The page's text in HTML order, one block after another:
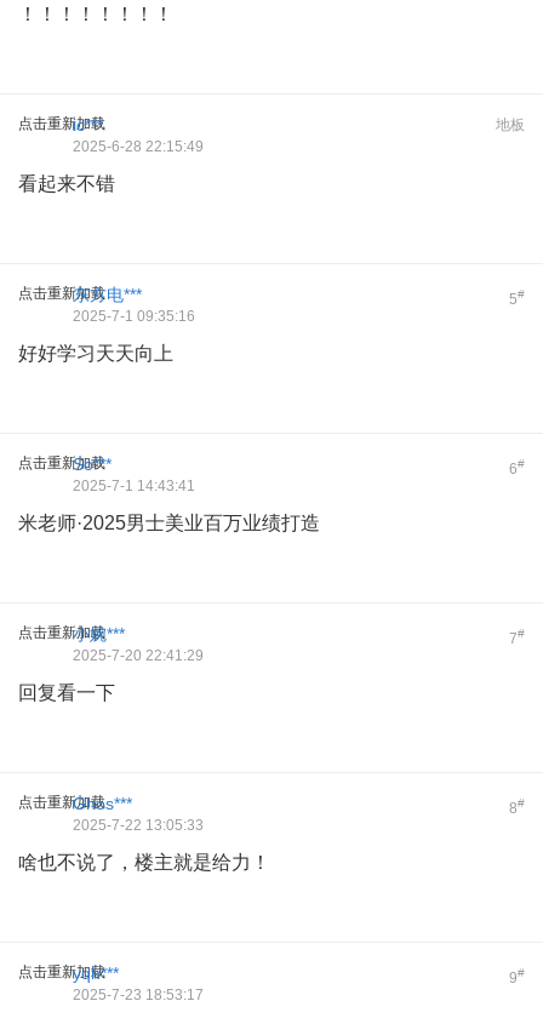
！！！！！！！！
点击重新加载 地板
ic***
2025-6-28 22:15:49
看起来不错
点击重新加载 5#
东方电***
2025-7-1 09:35:16
好好学习天天向上
点击重新加载 6#
So***
2025-7-1 14:43:41
米老师·2025男士美业百万业绩打造
点击重新加载 7#
小婉***
2025-7-20 22:41:29
回复看一下
点击重新加载 8#
Ghos***
2025-7-22 13:05:33
啥也不说了，楼主就是给力！
点击重新加载 9#
yqh***
2025-7-23 18:53:17